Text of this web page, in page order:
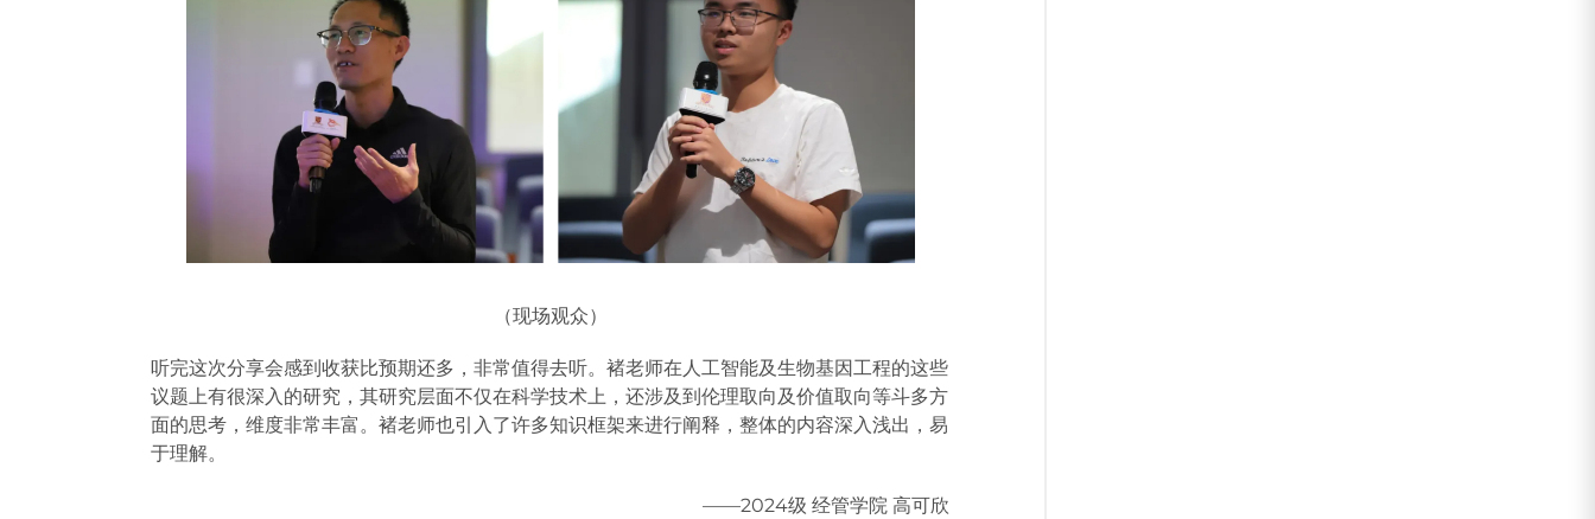
（现场观众）
听完这次分享会感到收获比预期还多，非常值得去听。褚老师在人工智能及生物基因工程的这些
议题上有很深入的研究，其研究层面不仅在科学技术上，还涉及到伦理取向及价值取向等斗多方
面的思考，维度非常丰富。褚老师也引入了许多知识框架来进行阐释，整体的内容深入浅出，易
于理解。
——2024级 经管学院 高可欣